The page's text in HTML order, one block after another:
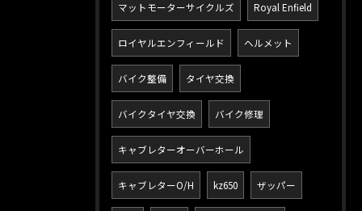
マットモーターサイクルズ Royal Enfield
ロイヤルエンフィールド ヘルメット
バイク整備 タイヤ交換
バイクタイヤ交換 バイク修理
キャブレターオーバーホール
キャブレターO/H kz650 ザッパー